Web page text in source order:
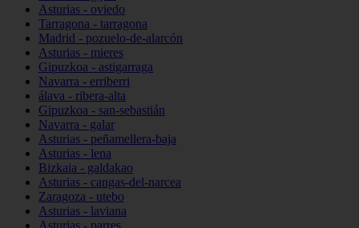
Asturias - oviedo
Tarragona - tarragona
Madrid - pozuelo-de-alarcón
Asturias - mieres
Gipuzkoa - astigarraga
Navarra - erriberri
álava - ribera-alta
Gipuzkoa - san-sebastián
Navarra - galar
Asturias - peñamellera-baja
Asturias - lena
Bizkaia - galdakao
Asturias - cangas-del-narcea
Zaragoza - utebo
Asturias - laviana
Asturias - parres